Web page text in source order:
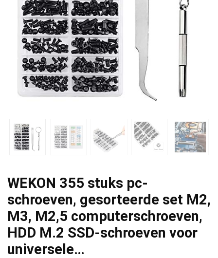
WEKON 355 stuks pc-
schroeven, gesorteerde set M2,
M3, M2,5 computerschroeven,
HDD M.2 SSD-schroeven voor
universele…